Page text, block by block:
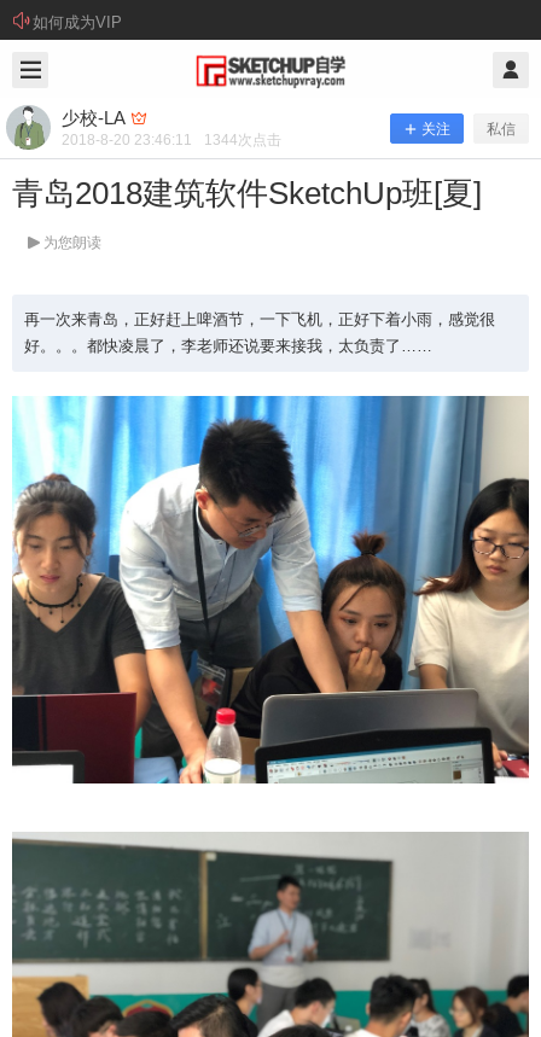
如何成为VIP
少校-LA
2018-8-20 23:46:11 1344次点击
关注 私信
青岛2018建筑软件SketchUp班[夏]
为您朗读
再一次来青岛，正好赶上啤酒节，一下飞机，正好下着小雨，感觉很
好。。。都快凌晨了，李老师还说要来接我，太负责了……
少校-LA @ SketchUp自学
青岛2018建筑软件SketchUp班[夏]
再一次来青岛，正好赶上啤酒节，一下飞机，正好
下着小雨，感觉很好。。。都快凌晨了，李老师还
说要来接我，太负责了……
扫描二维码继续阅读